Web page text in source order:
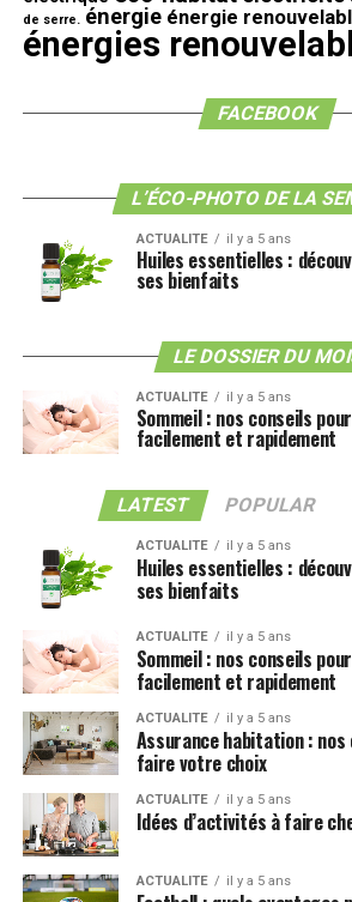
de serre. énergie énergie
énergies
FACEBOOK
L’ÉCO-PHOTO DE LA
ACTUALITE il y a 5 ans
Huiles essentielles :
ses bienfaits
LE DOSSIER DU
ACTUALITE il y a 5 ans
Sommeil : nos conseils
facilement et rapidement
LATEST POPULAR
ACTUALITE il y a 5 ans
Huiles essentielles :
ses bienfaits
ACTUALITE il y a 5 ans
Sommeil : nos conseils
facilement et rapidement
ACTUALITE il y a 5 ans
Assurance habitation : nos
faire votre choix
ACTUALITE il y a 5 ans
Idées d’activités à faire
ACTUALITE il y a 5 ans